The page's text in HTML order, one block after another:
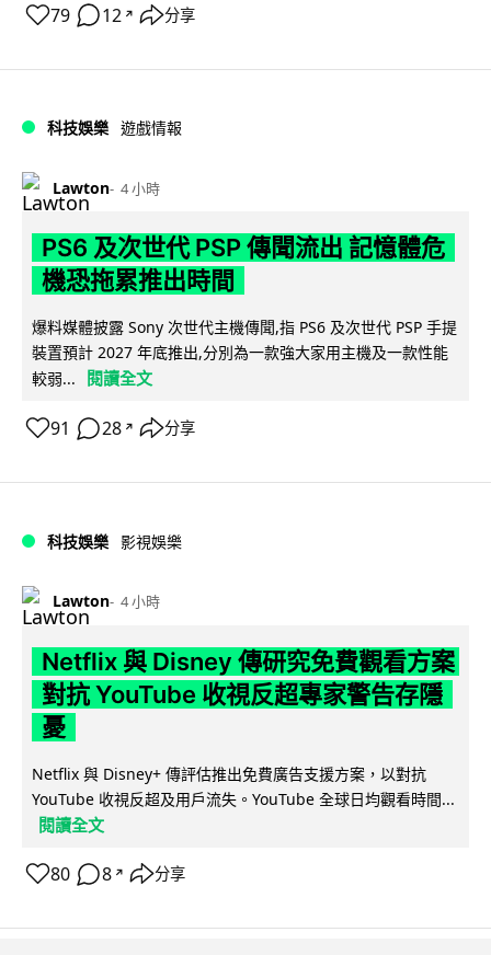
79 12 ↗ 分享
科技娛樂 遊戲情報
Lawton 4 小時
PS6 及次世代 PSP 傳聞流出 記憶體危
機恐拖累推出時間
爆料媒體披露 Sony 次世代主機傳聞,指 PS6 及次世代 PSP 手提
裝置預計 2027 年底推出,分別為一款強大家用主機及一款性能
較弱...
閱讀全文
91 28 ↗ 分享
科技娛樂 影視娛樂
Lawton 4 小時
Netflix 與 Disney 傳研究免費觀看方案
對抗 YouTube 收視反超專家警告存隱
憂
Netflix 與 Disney+ 傳評估推出免費廣告支援方案，以對抗
YouTube 收視反超及用戶流失。YouTube 全球日均觀看時間...
閱讀全文
80 8 ↗ 分享